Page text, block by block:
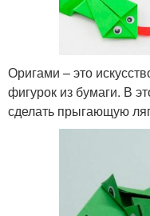
Оригами – это
фигурок из бумаги. В
сделать прыгающую